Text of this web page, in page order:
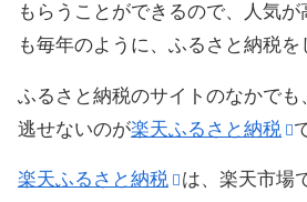
もらうことができるので、人気
も毎年のように、ふるさと納税を
ふるさと納税のサイトのなかでも
逃せないのが楽天ふるさと納税
楽天ふるさと納税
は、楽天市場